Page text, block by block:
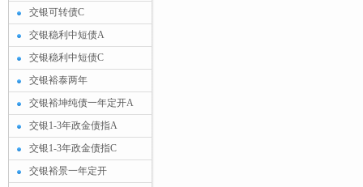
交银可转债C
交银稳利中短债A
交银稳利中短债C
交银裕泰两年
交银裕坤纯债一年定开A
交银1-3年政金债指A
交银1-3年政金债指C
交银裕景一年定开